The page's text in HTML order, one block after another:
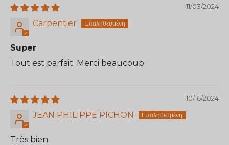
11/03/2024
Carpentier
Super
Tout est parfait. Merci beaucoup
10/16/2024
JEAN PHILIPPE PICHON
Très bien